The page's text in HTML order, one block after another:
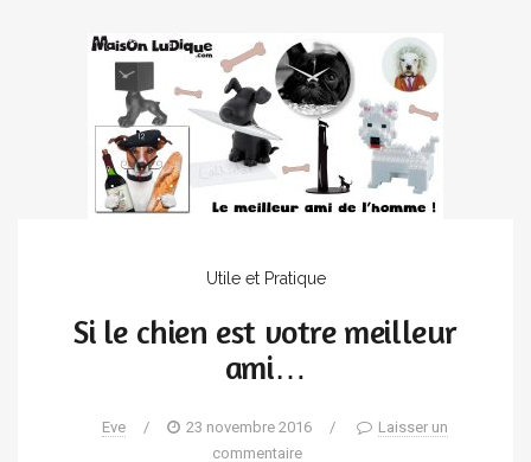
Utile et Pratique
Si le chien est votre meilleur
ami…
Eve / 23 novembre 2016 /
Laisser un
commentaire